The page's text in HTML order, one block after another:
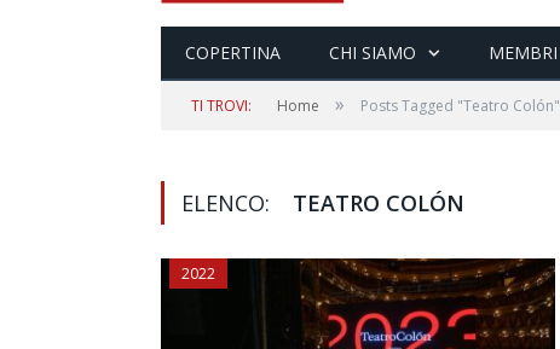
COPERTINA CHI SIAMO MEMBRI
TI TROVI: Home » Posts Tagged "Teatro Colón"
ELENCO: TEATRO COLÓN
2022